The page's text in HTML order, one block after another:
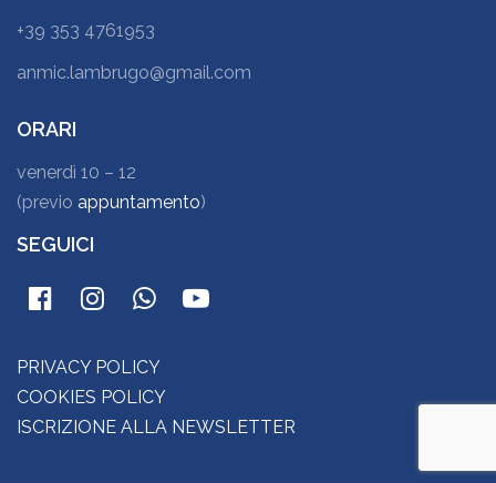
+39 353 4761953
anmic.lambrugo@gmail.com
ORARI
venerdì 10 – 12
(previo appuntamento)
SEGUICI
PRIVACY POLICY
COOKIES POLICY
ISCRIZIONE ALLA NEWSLETTER